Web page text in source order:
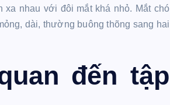
xa nhau với đôi mắt khá nhỏ. Mắt chó
dài, thường buông thõng sang hai
đến tập